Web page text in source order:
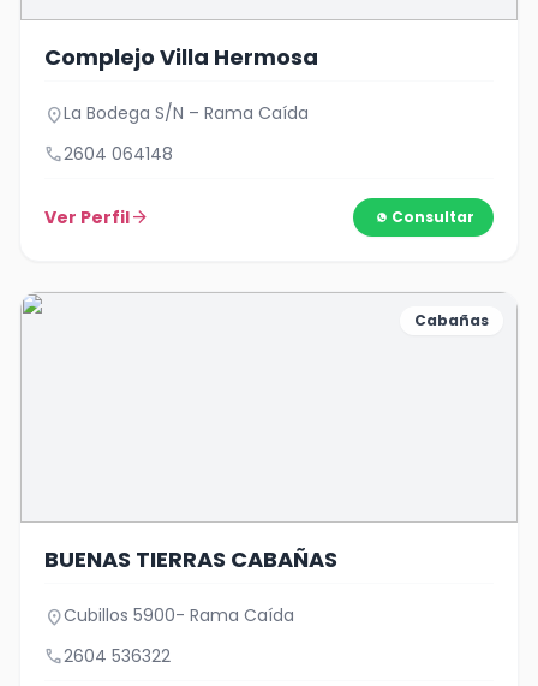
Complejo Villa Hermosa
location_onLa Bodega S/N – Rama Caída
call2604 064148
Ver Perfilarrow_forward Consultar
Cabañas
BUENAS TIERRAS CABAÑAS
location_onCubillos 5900- Rama Caída
call2604 536322